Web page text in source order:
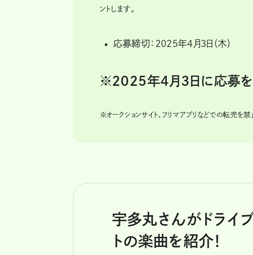
ントします。
応募締切：2025年4月3日（木）
※2025年4月3日に応募を
※オークションサイト、フリマアプリなどでの転売を禁
宇多丸さんがドライ
トの楽曲を紹介！